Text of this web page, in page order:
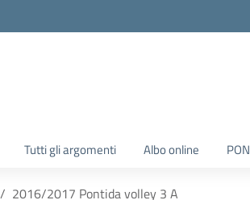
Tutti gli argomenti Albo online PON
2016/2017 Pontida volley 3 A